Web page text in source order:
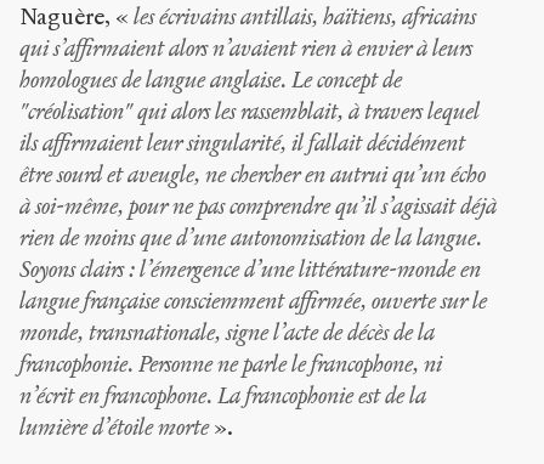
Naguère, « les écrivains antillais, haïtiens, africains
qui s’affirmaient alors n’avaient rien à envier à leurs
homologues de langue anglaise. Le concept de
"créolisation" qui alors les rassemblait, à travers lequel
ils affirmaient leur singularité, il fallait décidément
être sourd et aveugle, ne chercher en autrui qu’un écho
à soi-même, pour ne pas comprendre qu’il s’agissait déjà
rien de moins que d’une autonomisation de la langue.
Soyons clairs : l’émergence d’une littérature-monde en
langue française consciemment affirmée, ouverte sur le
monde, transnationale, signe l’acte de décès de la
francophonie. Personne ne parle le francophone, ni
n’écrit en francophone. La francophonie est de la
lumière d’étoile morte».